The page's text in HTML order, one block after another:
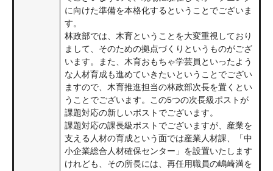
に向けた準備を本格化するということでございま
す。
林政部では、木育ということを大変重視しており
まして、そのための拠点づくりというものがござ
います。また、木育おもちゃ学芸員といったよう
な人材育成も進めていきたいということでござい
ますので、木育推進担当の林政部次長を置くとい
うことでございます。この5つの次長級ポストが
課題対応の新しいポストでございます。
課題対応の課長級ポストでございますが、産業を
支える人材の育成という面では産業人材課、「中
小企業総合人材確保センター」を設置いたします
けれども、その所長には、再任用職員の嶋崎満を